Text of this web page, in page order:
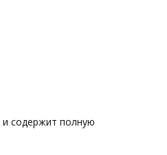
и содержит полную